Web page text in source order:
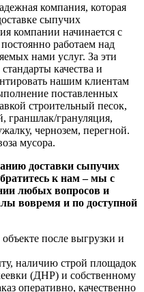
компания, которая
сыпучих
компании начинается с
работаем над
нами услуг. За эти
качества и
нашим клиентам
поставленных
строительный песок,
граншлак/грануляция,
чернозем, перегной.
мусора.
доставки сыпучих
к нам – мы с
любых вопросов и
вовремя и по доступной
после выгрузки и
наличию строй площадок
(ДНР) и собственному
оперативно, качественно